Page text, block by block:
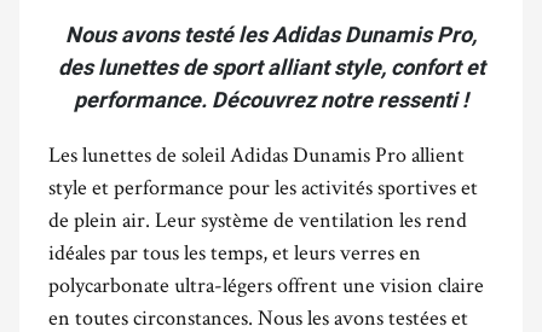
Nous avons testé les Adidas Dunamis Pro,
des lunettes de sport alliant style, confort et
performance. Découvrez notre ressenti !
Les lunettes de soleil Adidas Dunamis Pro allient
style et performance pour les activités sportives et
de plein air. Leur système de ventilation les rend
idéales par tous les temps, et leurs verres en
polycarbonate ultra-légers offrent une vision claire
en toutes circonstances. Nous les avons testées et